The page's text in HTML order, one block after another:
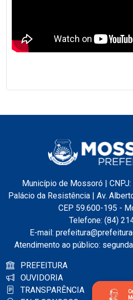
Município de Mossoró |
Palácio da Resistência | Av.
CEP 59.600-195 -
Telefone: (84)
E-mail:
Atendimento ao público:
PREFEITURA
OUVIDORIA
TRANSPARÊNCIA